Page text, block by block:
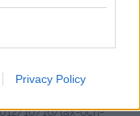
Privacy Policy
i de olika
( eller om du sitter
10/16/lax-och-